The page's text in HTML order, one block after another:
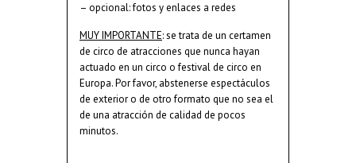
– opcional: fotos y enlaces a redes
MUY IMPORTANTE: se trata de un certamen
de circo de atracciones que nunca hayan
actuado en un circo o festival de circo en
Europa. Por favor, abstenerse espectáculos
de exterior o de otro formato que no sea el
de una atracción de calidad de pocos
minutos.